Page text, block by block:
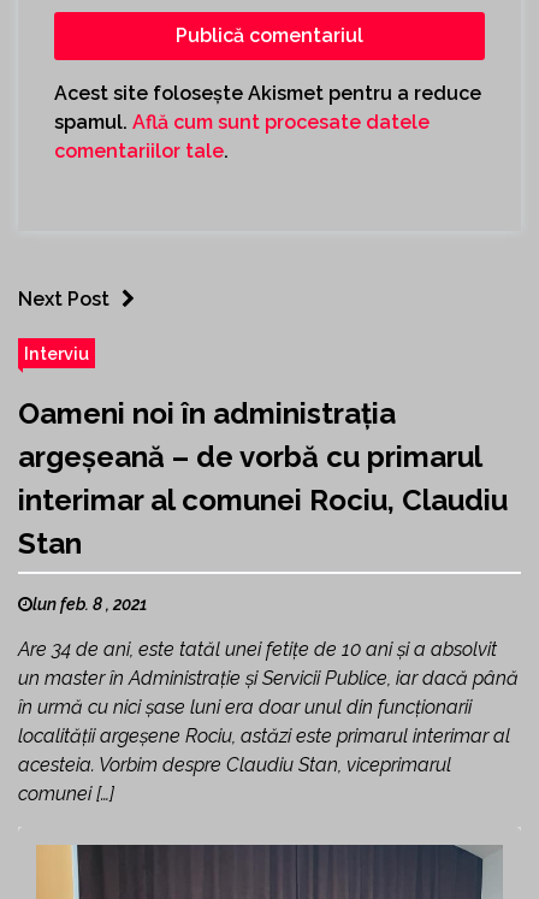
Acest site folosește Akismet pentru a reduce
spamul. Află cum sunt procesate datele
comentariilor tale.
Next Post
Interviu
Oameni noi în administrația
argeșeană – de vorbă cu primarul
interimar al comunei Rociu, Claudiu
Stan
lun feb. 8 , 2021
Are 34 de ani, este tatăl unei fetițe de 10 ani și a absolvit
un master în Administrație și Servicii Publice, iar dacă până
în urmă cu nici șase luni era doar unul din funcționarii
localității argeșene Rociu, astăzi este primarul interimar al
acesteia. Vorbim despre Claudiu Stan, viceprimarul
comunei […]